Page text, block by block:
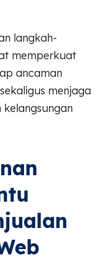
langkah-
memperkuat
ancaman
menjaga